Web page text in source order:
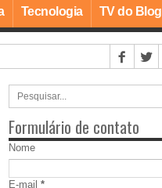
Tecnologia TV do Blog
de Goiana
Formulário de contato
Nome
E-mail *